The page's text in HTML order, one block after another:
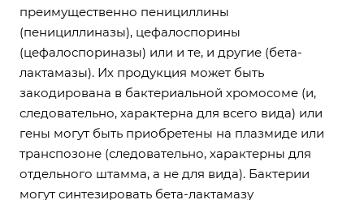
преимущественно пенициллины
(пенициллиназы), цефалоспорины
(цефалоспориназы) или и те, и другие (бета-
лактамазы). Их продукция может быть
закодирована в бактериальной хромосоме (и,
следовательно, характерна для всего вида) или
гены могут быть приобретены на плазмиде или
транспозоне (следовательно, характерны для
отдельного штамма, а не для вида). Бактерии
могут синтезировать бета-лактамазу